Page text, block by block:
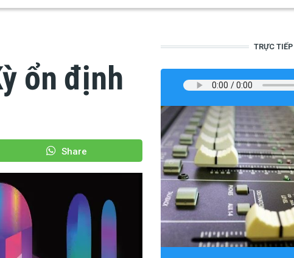
ổn định
Share
TRỰC TIẾP